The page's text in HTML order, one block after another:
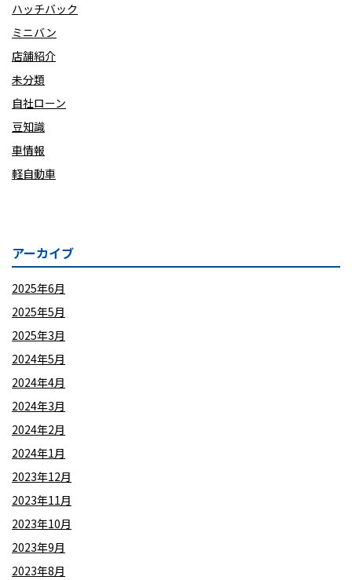
ハッチバック
ミニバン
店舗紹介
未分類
自社ローン
豆知識
車情報
軽自動車
アーカイブ
2025年6月
2025年5月
2025年3月
2024年5月
2024年4月
2024年3月
2024年2月
2024年1月
2023年12月
2023年11月
2023年10月
2023年9月
2023年8月